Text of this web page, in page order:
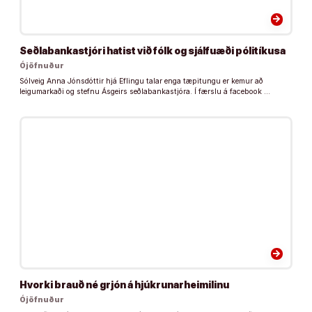
arrow_forward
Seðlabankastjóri hatist við fólk og sjálfuæði pólitíkusa
Ójöfnuður
Sólveig Anna Jónsdóttir hjá Eflingu talar enga tæpitungu er kemur að
leigumarkaði og stefnu Ásgeirs seðlabankastjóra. Í færslu á facebook …
arrow_forward
Hvorki brauð né grjón á hjúkrunarheimilinu
Ójöfnuður